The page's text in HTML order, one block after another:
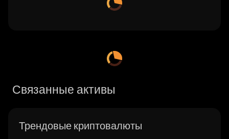
Связанные активы
Трендовые криптовалюты